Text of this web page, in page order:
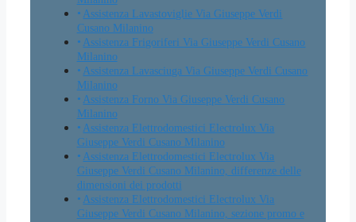
Assistenza Lavastoviglie Via Giuseppe Verdi
Cusano Milanino
Assistenza Frigoriferi Via Giuseppe Verdi Cusano
Milanino
Assistenza Lavasciuga Via Giuseppe Verdi Cusano
Milanino
Assistenza Forno Via Giuseppe Verdi Cusano
Milanino
Assistenza Elettrodomestici Electrolux Via
Giuseppe Verdi Cusano Milanino
Assistenza Elettrodomestici Electrolux Via
Giuseppe Verdi Cusano Milanino, differenze delle
dimensioni dei prodotti
Assistenza Elettrodomestici Electrolux Via
Giuseppe Verdi Cusano Milanino, sezione promo e